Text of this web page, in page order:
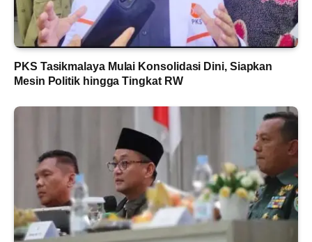
PKS Tasikmalaya Mulai Konsolidasi Dini, Siapkan
Mesin Politik hingga Tingkat RW